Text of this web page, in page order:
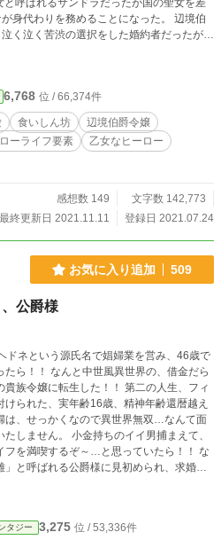
わりを務めることになった。 辺境伯
く泣く苦渋の選択をした婚約者だったが体
魂胆が丸見えだった。 王も苦渋の
のだ。 そして決死の覚悟で
べようと誓ったのだが、何故か食べられる
拒絶し、サンドラは聖女の地位を剥奪さ
6,768 位 / 66,374件
食いしん坊
辺境伯爵令嬢
ーライフ要素
乙女なヒーロー
感想数 149
文字数 142,773
最終更新日 2021.11.11
登録日 2021.07.24
お気に入り追加 509
公爵様
ドネという源氏名で娼婦業を営み、46歳で
ら！！ なんと中世風異世界の、借金だら
に転生した！！ 第二の人生、フィ
けられた、実年齢16歳、精神年齢還暦越え
は、せっかくなので異世界無双…なんて面
しません。 小金持ちのイイ男捕まえて、
を満喫するぞ～…と思っていたら！！ な
」と呼ばれる公爵様に見初められ、求婚さ
手なんざ、前世だけで十分だっての。 と
様…顔と体が私・フィリーの好みとドンピ
タジー 3,275 位 / 53,336件